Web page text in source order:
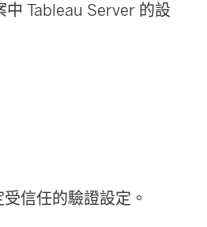
中 Tableau Server 的設
信任的驗證設定。